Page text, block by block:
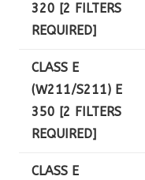
320 [2 FILTERS
REQUIRED]
CLASS E
(W211/S211) E
350 [2 FILTERS
REQUIRED]
CLASS E